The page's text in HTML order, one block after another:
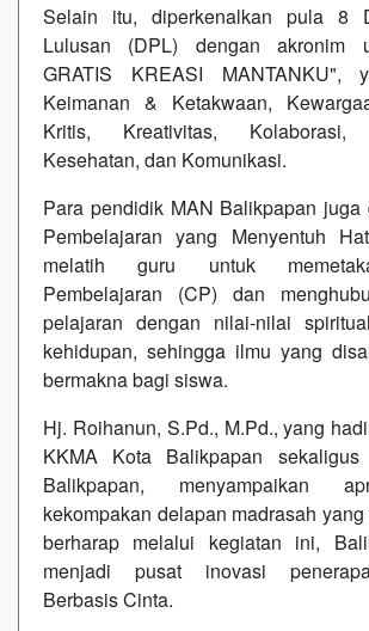
Selain itu, diperkenalkan pula 8
Lulusan (DPL) dengan akronim
GRATIS KREASI MANTANKU",
Keimanan & Ketakwaan,
Kritis, Kreativitas, Kolaborasi,
Kesehatan, dan Komunikasi.
Para pendidik MAN Balikpapan
Pembelajaran yang Menyentuh
melatih guru untuk
Pembelajaran (CP) dan
pelajaran dengan nilai-nilai
kehidupan, sehingga ilmu yang
bermakna bagi siswa.
Hj. Roihanun, S.Pd., M.Pd., yang
KKMA Kota Balikpapan
Balikpapan, menyampaikan
kekompakan delapan madrasah
berharap melalui kegiatan ini,
menjadi pusat inovasi
Berbasis Cinta.